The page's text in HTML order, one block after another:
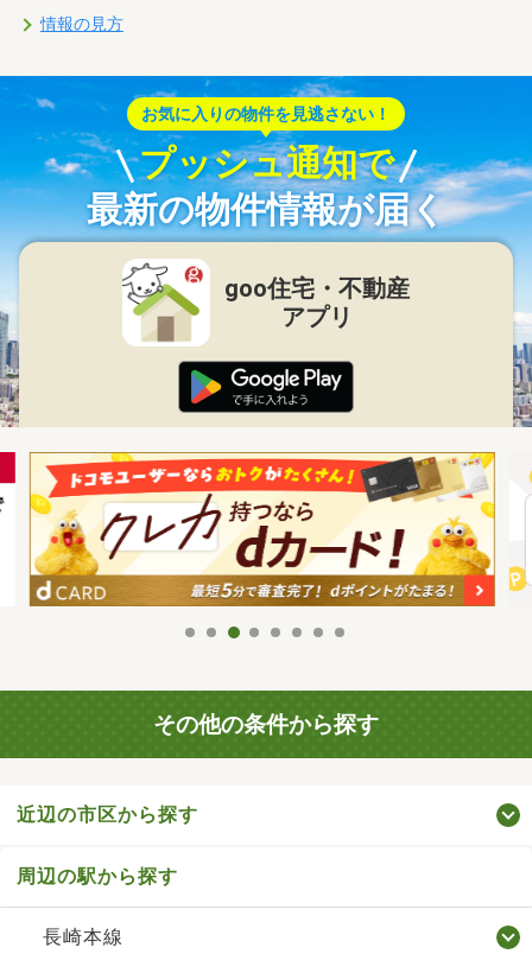
情報の見方
お気に入りの物件を見逃さない！
プッシュ通知で
最新の物件情報が届く
goo住宅・不動産
アプリ
その他の条件から探す
近辺の市区から探す
周辺の駅から探す
長崎本線